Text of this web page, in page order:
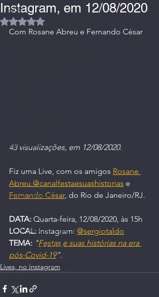
2030
Agenda News Petrópolis
Entrevistas
Eventos | Roda de Conversa
Filmes | Vídeos
G.I.A. do Ctrl+Café
I. A. | Mundo Tech
Lives, no Instagram
Instagram, em 12/08/2020
Avaliado com NaN de 5 estrelas.
Com Rosane Abreu e Fernando César
43 visualizações, em 12/08/2020.
Fiz uma Live, com os amigos Rosane
Abreu @canalfestaesuashistorias e
Fernando César, do Rio de Janeiro/RJ.
DATA: Quarta-feira, 12/08/2020, às 15h
LOCAL: Instagram: @sergiotaldo
TEMA: "Festas e suas histórias na era
pós-Covid-19".
Lives, no Instagram